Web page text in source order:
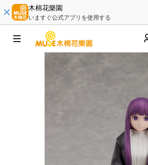
木棉花樂園
いますぐ公式アプリを使用する